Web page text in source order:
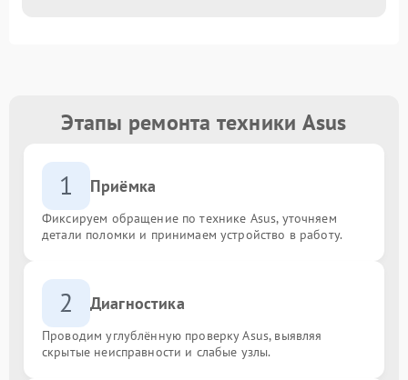
Этапы ремонта техники Asus
1 Приёмка
Фиксируем обращение по технике Asus, уточняем
детали поломки и принимаем устройство в работу.
2 Диагностика
Проводим углублённую проверку Asus, выявляя
скрытые неисправности и слабые узлы.